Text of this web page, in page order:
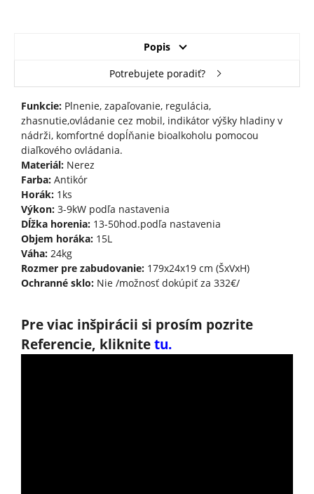
Popis
Potrebujete poradiť?
Funkcie: Plnenie, zapaľovanie, regulácia,
zhasnutie,ovládanie cez mobil, indikátor výšky hladiny v
nádrži, komfortné dopĺňanie bioalkoholu pomocou
diaľkového ovládania.
Materiál: Nerez
Farba:Antikór
Horák: 1ks
Výkon: 3-9kW podľa nastavenia
Dĺžka horenia:13-50hod.podľa nastavenia
Objem horáka:15L
Váha:24kg
Rozmer pre zabudovanie:179x24x19 cm (ŠxVxH)
Ochranné sklo: Nie /možnosť dokúpiť za 332€/
Pre viac inšpirácii si prosím pozrite
Referencie, kliknitetu.